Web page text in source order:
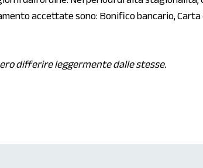
accettate sono: Bonifico bancario,
differire leggermente dalle stesse.